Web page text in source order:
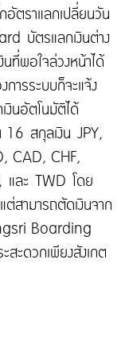
ตราแลกเปลี่ยนวัน
บัตรแลกเงินต่าง
ที่พอใจล่วงหน้าได้
ารระบบก็จะแจ้ง
งินอัตโนมัติได้
16 สกุลเงิน JPY,
CAD, CHF,
และ TWD โดย
ต่สามารถตัดเงินจาก
Boarding
ะดวกเพียงสังเกต